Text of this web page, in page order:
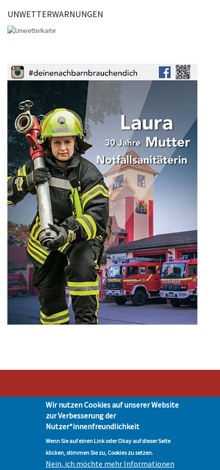
UNWETTERWARNUNGEN
Stadt Hohen Neuendorf • Oranienburger Str. 2 • 16540 Hohen Neuendorf •
Telefon 03303-528-0
Impressum|Presse| Datenschutz| © Hohen-Neuendorf.de, Alle Rechte
vorbehalten - Vervielfältigung nur mit unserer Genehmigung
Wir nutzen Cookies auf unserer Website
zur Verbesserung der
Nutzer*innenfreundlichkeit
Wenn Sie auf einen Link oder Okay auf dieser Seite
klicken, stimmen Sie zu, Cookies zu setzen.
Nein, ich möchte mehr Informationen